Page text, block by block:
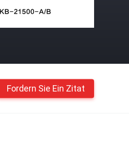
Fordern Sie Ein Zitat